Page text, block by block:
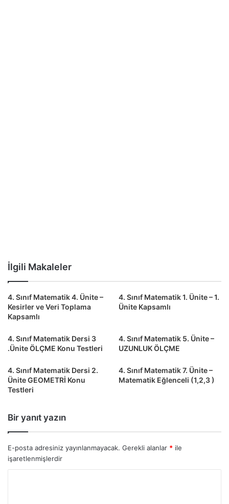
İlgili Makaleler
4. Sınıf Matematik 4. Ünite –
Kesirler ve Veri Toplama
Kapsamlı
4. Sınıf Matematik 1. Ünite – 1.
Ünite Kapsamlı
4. Sınıf Matematik Dersi 3
.Ünite ÖLÇME Konu Testleri
4. Sınıf Matematik 5. Ünite –
UZUNLUK ÖLÇME
4. Sınıf Matematik Dersi 2.
Ünite GEOMETRİ Konu
Testleri
4. Sınıf Matematik 7. Ünite –
Matematik Eğlenceli (1,2,3 )
Bir yanıt yazın
E-posta adresiniz yayınlanmayacak. Gerekli alanlar * ile
işaretlenmişlerdir